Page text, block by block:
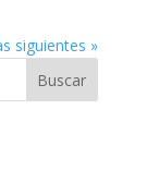
siguientes »
Buscar